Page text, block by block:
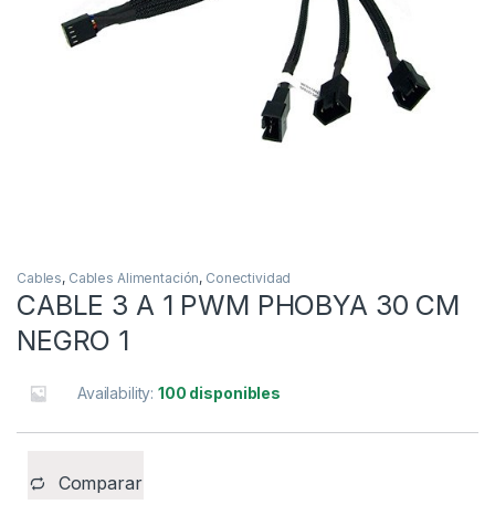
Cables, Cables Alimentación, Conectividad
CABLE 3 A 1 PWM PHOBYA 30 CM
NEGRO 1
Availability:100 disponibles
Comparar